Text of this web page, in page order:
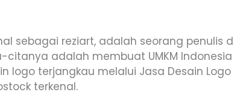
sebagai reziart, adalah seorang
citanya adalah membuat UMKM
logo terjangkau melalui Jasa Desain
terkenal.